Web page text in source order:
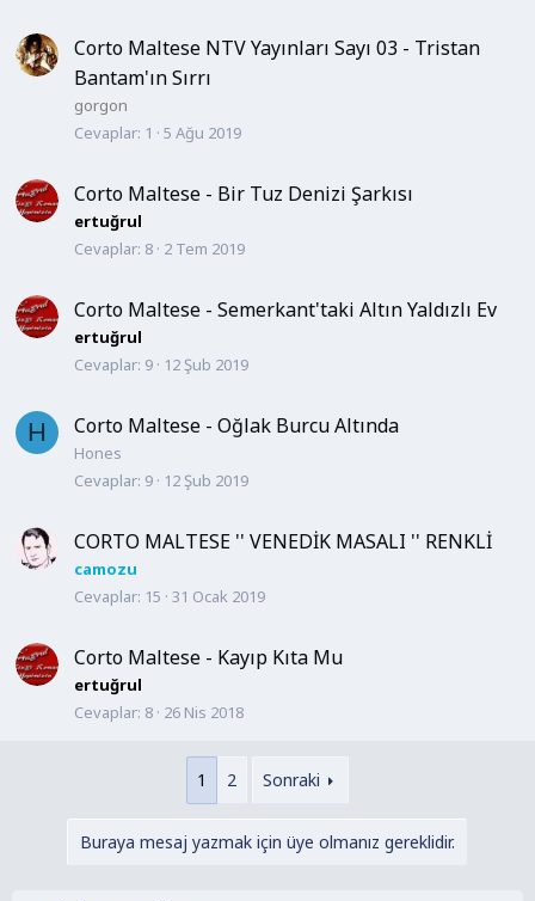
Corto Maltese NTV Yayınları Sayı 03 - Tristan
Bantam'ın Sırrı
gorgon
Cevaplar 1 5 Ağu 2019
Corto Maltese - Bir Tuz Denizi Şarkısı
ertuğrul
Cevaplar 8 2 Tem 2019
Corto Maltese - Semerkant'taki Altın Yaldızlı Ev
ertuğrul
Cevaplar 9 12 Şub 2019
H Corto Maltese - Oğlak Burcu Altında
Hones
Cevaplar 9 12 Şub 2019
CORTO MALTESE '' VENEDİK MASALI '' RENKLİ
camozu
Cevaplar 15 31 Ocak 2019
Corto Maltese - Kayıp Kıta Mu
ertuğrul
Cevaplar 8 26 Nis 2018
1 2 Sonraki
Buraya mesaj yazmak için üye olmanız gereklidir.